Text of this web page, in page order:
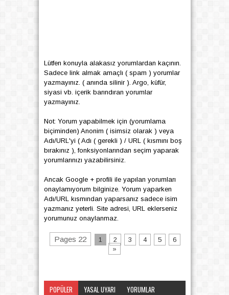
Lütfen konuyla alakasız yorumlardan kaçının.
Sadece link almak amaçlı ( spam ) yorumlar
yazmayınız. ( anında silinir ). Argo, küfür,
siyasi vb. içerik barındıran yorumlar
yazmayınız.
Not: Yorum yapabilmek için (yorumlama
biçiminden) Anonim ( isimsiz olarak ) veya
Adı/URL'yi ( Adı ( gerekli ) / URL ( kısmını boş
bırakınız ), fonksiyonlarından seçim yaparak
yorumlarınızı yazabilirsiniz.
Ancak Google + profili ile yapılan yorumları
onaylamıyorum bilginize. Yorum yaparken
Adı/URL kısmından yaparsanız sadece isim
yazmanız yeterli. Site adresi, URL eklerseniz
yorumunuz onaylanmaz.
Pages 22 1 2 3 4 5
6
»
POPÜLER YASAL UYARI
YORUMLAR